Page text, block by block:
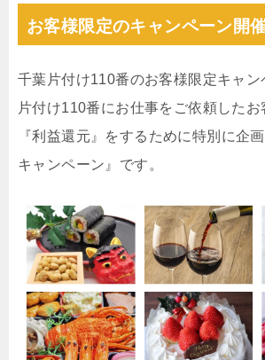
お客様限定のキャンペーン開
千葉片付け110番のお客様限定キャ
片付け110番にお仕事をご依頼したお
『利益還元』をするために特別に企
キャンペーン』です。